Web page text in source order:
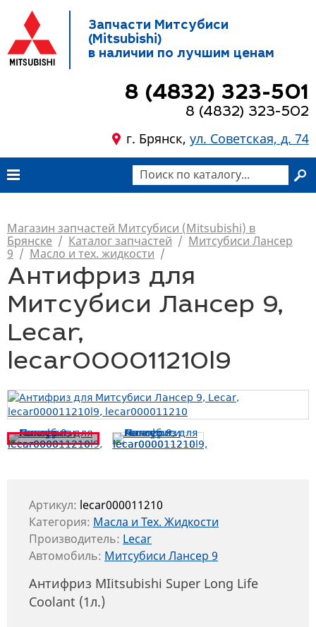
Запчасти Митсубиси
(Mitsubishi)
в наличии по лучшим ценам
8 (4832) 323-501
8 (4832) 323-502
г. Брянск, ул. Советская, д. 74
Магазин запчастей Митсубиси (Mitsubishi) в
Брянске / Каталог запчастей / Митсубиси Лансер
9 / Масло и тех. жидкости /
Антифриз для
Митсубиси Лансер 9,
Lecar,
lecar000011210l9
Артикул: lecar000011210
Категория: Масла и Тех. Жидкости
Производитель: Lecar
Автомобиль: Митсубиси Лансер 9
Антифриз MIitsubishi Super Long Life
Coolant (1л.)